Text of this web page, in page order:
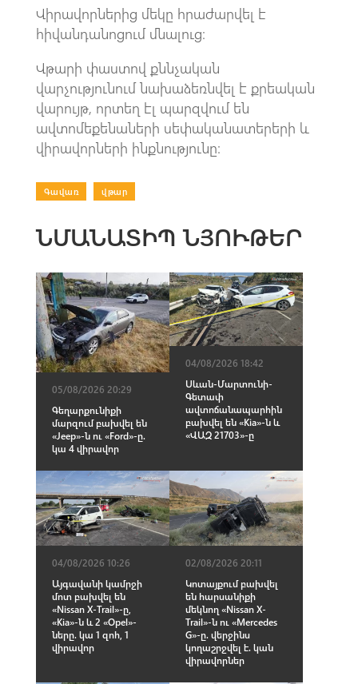
Վիրավորներից մեկը հրաժարվել է
հիվանդանոցում մնալուց։
Վթարի փաստով քննչական
վարչությունում նախաձեռնվել է քրեական
վարույթ, որտեղ էլ պարզվում են
ավտոմեքենաների սեփականատերերի և
վիրավորների ինքնությունը։
Գավառ վթար
ՆՄԱՆԱՏԻՊ ՆՅՈՒԹԵՐ
05/08/2026 20:29
Գեղարքունիքի
մարզում բախվել են
«Jeep»-ն ու «Ford»-ը.
կա 4 վիրավոր
04/08/2026 18:42
Սևան-Մարտունի-
Գետափ
ավտոճանապարհին
բախվել են «Kia»-ն և
«ՎԱԶ 21703»-ը
04/08/2026 10:26
Այգավանի կամրջի
մոտ բախվել են
«Nissan X-Trail»-ը,
«Kia»-ն և 2 «Opel»-
ները. կա 1 զnh, 1
վիրավnր
02/08/2026 20:11
Կոտայքում բախվել
են հարսանիքի
մեկնող «Nissan X-
Trail»-ն ու «Mercedes
G»-ը. վերջինս
կողաշրջվել է. կան
վիրավnրներ